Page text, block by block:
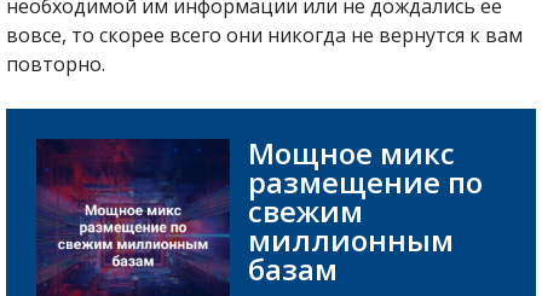
необходимой им информации или не дождались ее
вовсе, то скорее всего они никогда не вернутся к вам
повторно.
Мощное микс
размещение по
свежим
миллионным
базам